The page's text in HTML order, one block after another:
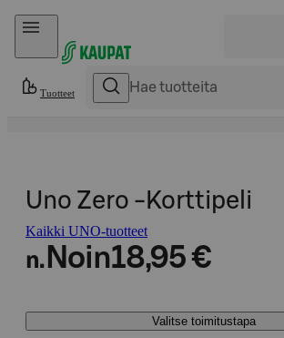
Hyppää sisältöön
Tuotteet
Uno Zero -Korttipeli
Kaikki UNO-tuotteet
n. Noin18,95 €
Valitse toimitustapa